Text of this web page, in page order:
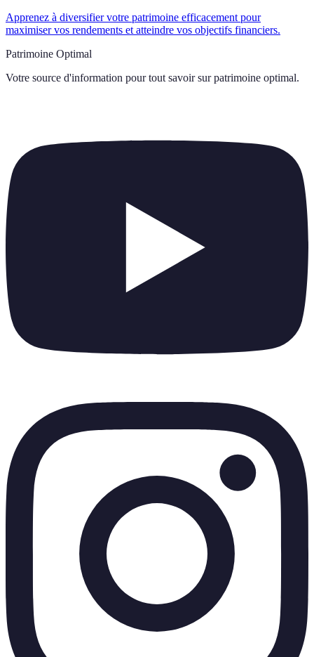
Apprenez à diversifier votre patrimoine efficacement pour
maximiser vos rendements et atteindre vos objectifs financiers.
Patrimoine Optimal
Votre source d'information pour tout savoir sur patrimoine optimal.